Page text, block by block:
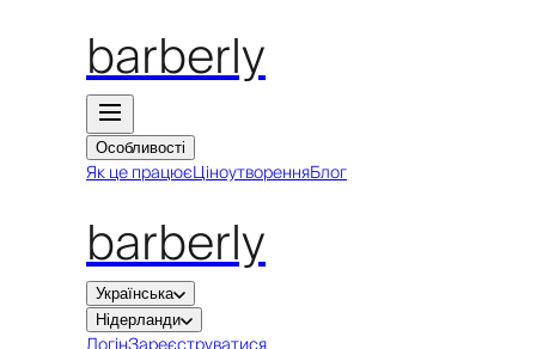
barberly
Особливості
Як це працюєЦіноутворенняБлог
barberly
Українська
Нідерланди